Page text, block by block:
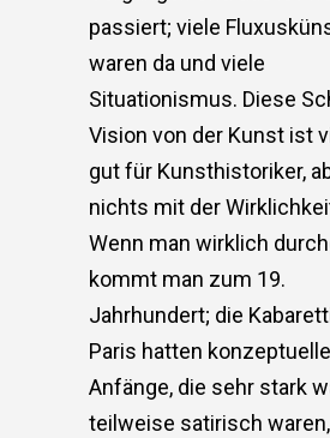
passiert; viele
waren da und viele
Situationismus. Diese
Vision von der Kunst ist
gut für Kunsthistoriker,
nichts mit der
Wenn man wirklich
kommt man zum 19.
Jahrhundert; die
Paris hatten konzeptuelle
Anfänge, die sehr stark
teilweise satirisch